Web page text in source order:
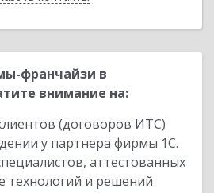
франчайзи в
внимание на:
(договоров ИТС)
у партнера фирмы 1С.
аттестованных
технологий и решений